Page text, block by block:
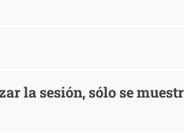
la sesión, sólo se